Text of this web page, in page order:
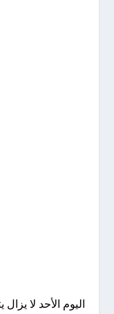
اليوم الأحد لا